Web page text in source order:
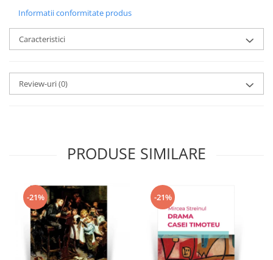
Informatii conformitate produs
Caracteristici
Review-uri(0)
PRODUSE SIMILARE
-21% -21%